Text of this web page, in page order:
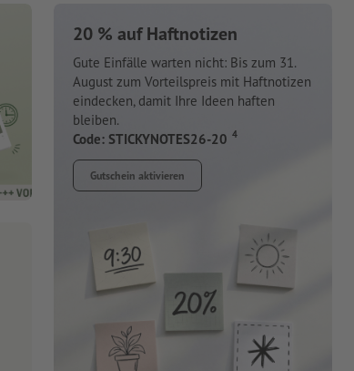
20 % auf Haftnotizen
Gute Einfälle warten nicht: Bis zum 31.
August zum Vorteilspreis mit Haftnotizen
eindecken, damit Ihre Ideen haften
bleiben.
Code: STICKYNOTES26-20 4
Gutschein aktivieren